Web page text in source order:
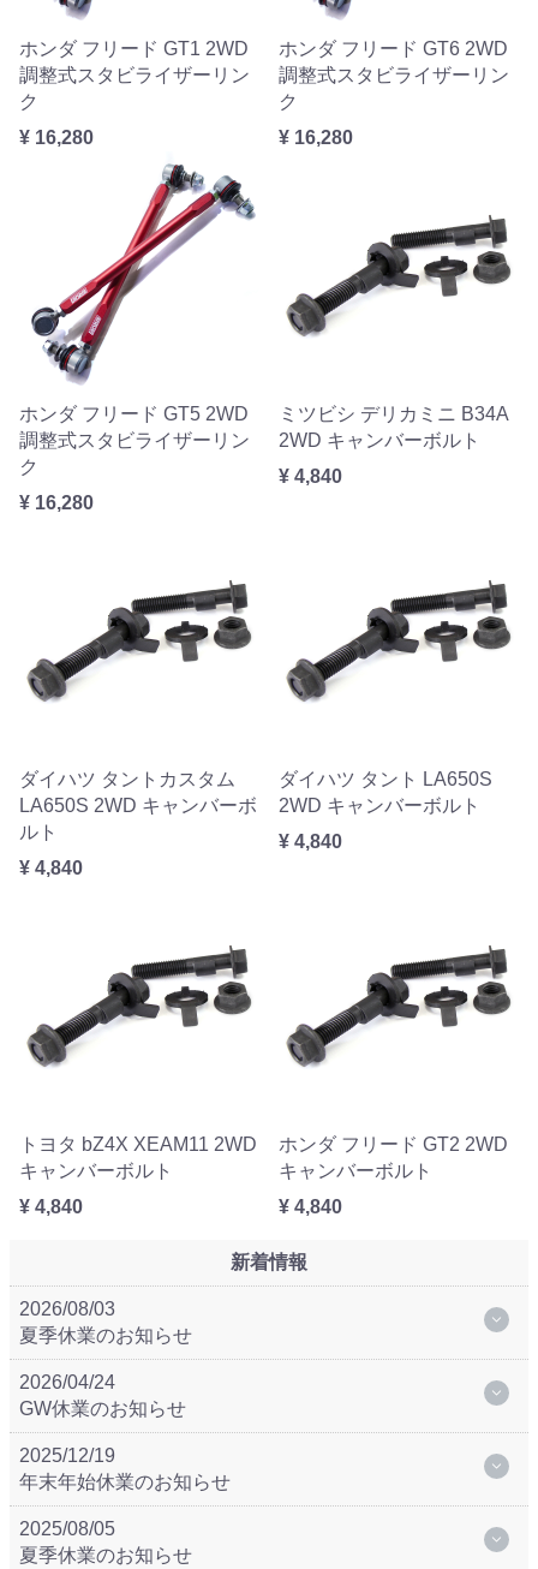
ホンダ フリード GT1 2WD
調整式スタビライザーリン
ク
¥ 16,280
ホンダ フリード GT6 2WD
調整式スタビライザーリン
ク
¥ 16,280
ホンダ フリード GT5 2WD
調整式スタビライザーリン
ク
¥ 16,280
ミツビシ デリカミニ B34A
2WD キャンバーボルト
¥ 4,840
ダイハツ タントカスタム
LA650S 2WD キャンバーボ
ルト
¥ 4,840
ダイハツ タント LA650S
2WD キャンバーボルト
¥ 4,840
トヨタ bZ4X XEAM11 2WD
キャンバーボルト
¥ 4,840
ホンダ フリード GT2 2WD
キャンバーボルト
¥ 4,840
新着情報
2026/08/03
夏季休業のお知らせ
2026/04/24
GW休業のお知らせ
2025/12/19
年末年始休業のお知らせ
2025/08/05
夏季休業のお知らせ